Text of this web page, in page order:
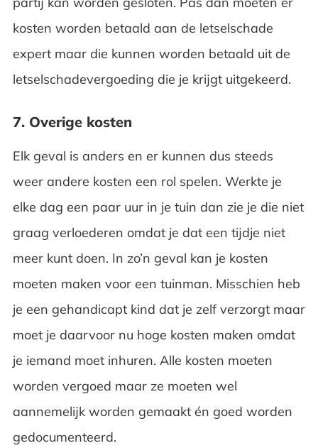
kosten worden betaald aan de letselschade
expert maar die kunnen worden betaald uit de
letselschadevergoeding die je krijgt uitgekeerd.
7. Overige kosten
Elk geval is anders en er kunnen dus steeds
weer andere kosten een rol spelen. Werkte je
elke dag een paar uur in je tuin dan zie je die niet
graag verloederen omdat je dat een tijdje niet
meer kunt doen. In zo’n geval kan je kosten
moeten maken voor een tuinman. Misschien heb
je een gehandicapt kind dat je zelf verzorgt maar
moet je daarvoor nu hoge kosten maken omdat
je iemand moet inhuren. Alle kosten moeten
worden vergoed maar ze moeten wel
aannemelijk worden gemaakt én goed worden
gedocumenteerd.